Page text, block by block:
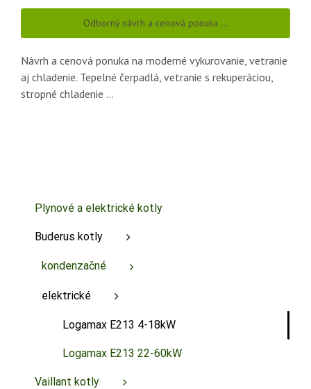
Odborný návrh a cenová ponuka …
Návrh a cenová ponuka na moderné vykurovanie, vetranie
aj chladenie. Tepelné čerpadlá, vetranie s rekuperáciou,
stropné chladenie …
Plynové a elektrické kotly
Buderus kotly
kondenzačné
elektrické
Logamax E213 4-18kW
Logamax E213 22-60kW
Vaillant kotly